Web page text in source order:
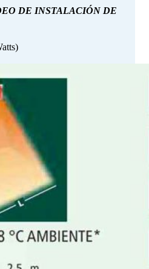
DE INSTALACIÓN DE